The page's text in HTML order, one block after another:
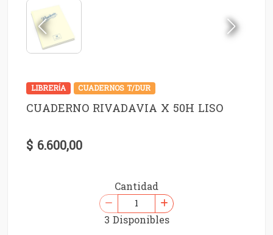
LIBRERÍA CUADERNOS T/DUR
CUADERNO RIVADAVIA X 50H LISO
$ 6.600,00
Cantidad
3 Disponibles